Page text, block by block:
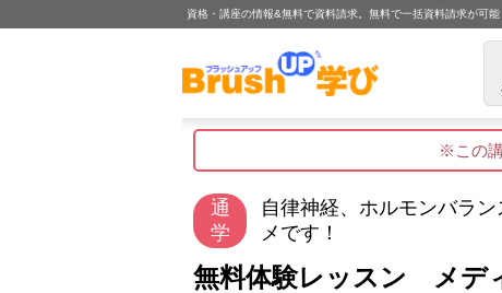
資格・講座の情報&無料で資料請求。無料で一括資料請求が可能
※この
通
学
自律神経、ホルモンバラ
メです！
無料体験レッスン メデ